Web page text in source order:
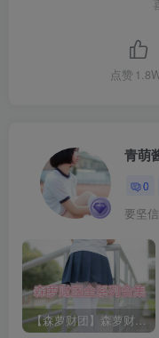
点赞
青萌
0
要坚
【森萝财团】森萝财团系列福利原版无水印合集下载[与本站内容同步更新]